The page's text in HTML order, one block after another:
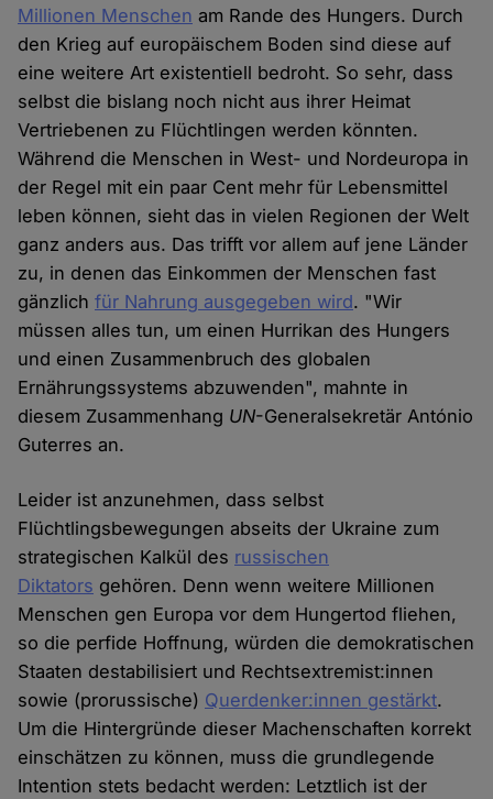
Millionen Menschen am Rande des Hungers. Durch
den Krieg auf europäischem Boden sind diese auf
eine weitere Art existentiell bedroht. So sehr, dass
selbst die bislang noch nicht aus ihrer Heimat
Vertriebenen zu Flüchtlingen werden könnten.
Während die Menschen in West- und Nordeuropa in
der Regel mit ein paar Cent mehr für Lebensmittel
leben können, sieht das in vielen Regionen der Welt
ganz anders aus. Das trifft vor allem auf jene Länder
zu, in denen das Einkommen der Menschen fast
gänzlichfür Nahrung ausgegeben wird. "Wir
müssen alles tun, um einen Hurrikan des Hungers
und einen Zusammenbruch des globalen
Ernährungssystems abzuwenden", mahnte in
diesem Zusammenhang UN-Generalsekretär António
Guterres an.
Leider ist anzunehmen, dass selbst
Flüchtlingsbewegungen abseits der Ukraine zum
strategischen Kalkül des russischen
Diktators gehören. Denn wenn weitere Millionen
Menschen gen Europa vor dem Hungertod fliehen,
so die perfide Hoffnung, würden die demokratischen
Staaten destabilisiert und Rechtsextremist:innen
sowie (prorussische) Querdenker:innen gestärkt.
Um die Hintergründe dieser Machenschaften korrekt
einschätzen zu können, muss die grundlegende
Intention stets bedacht werden: Letztlich ist der